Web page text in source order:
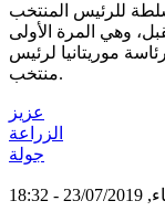
للرئيس المنتخب
وهي المرة الأولى
موريتانيا لرئيس
منتخب.
عزيز
الزراعة
جولة
- 18:32